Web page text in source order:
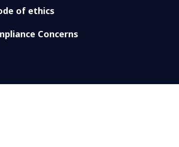
of ethics
Concerns